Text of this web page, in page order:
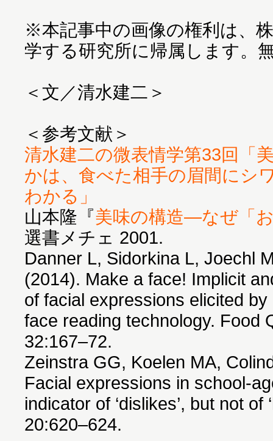
※本記事中の画像の権利は、
学する研究所に帰属します。
＜文／清水建二＞
清水建二の微表情学第33回「
かは、食べた相手の眉間にシ
わかる」
山本隆『美味の構造―なぜ「
選書メチェ 2001.
Danner L, Sidorkina L, Joechl
(2014). Make a face! Implicit
of facial expressions elicited
face reading technology. Food
32:167–72.
Zeinstra GG, Koelen MA,
Facial expressions in school-
indicator of ‘dislikes’, but not of
20:620–624.